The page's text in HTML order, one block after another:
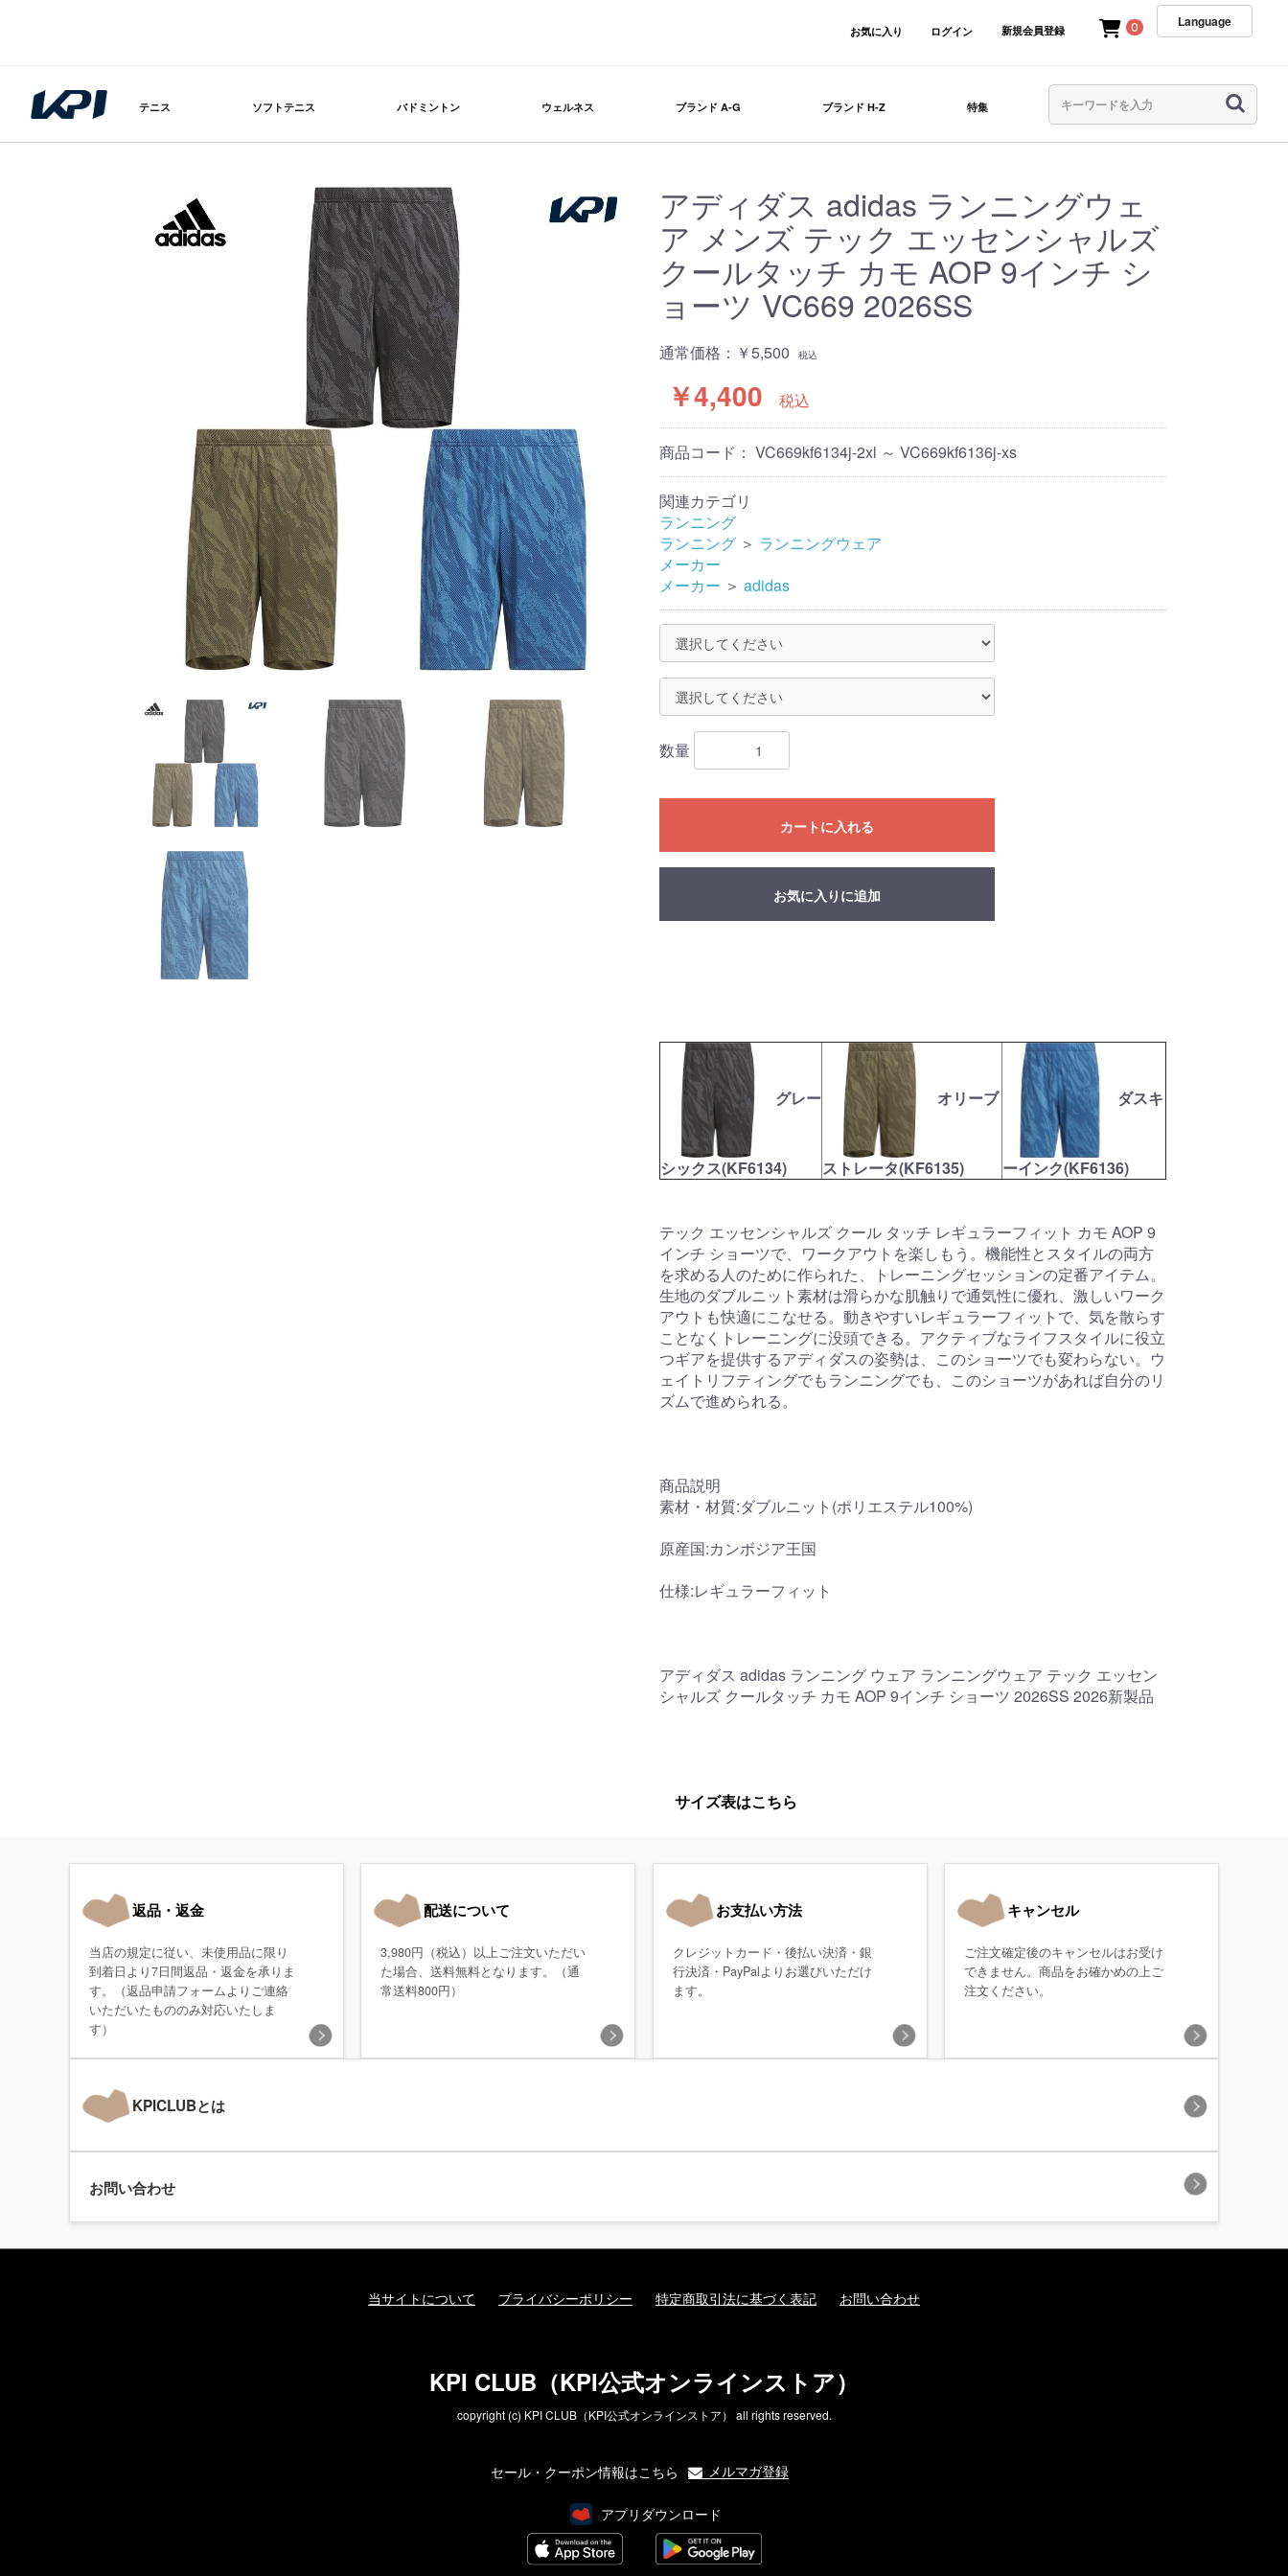
お気に入り ログイン 新規会員登録 0 Language
テニス ソフトテニス バドミントン ウェルネス ブランド A-G ブランド H-Z 特集
アディダス adidas ランニングウェ
ア メンズ テック エッセンシャルズ
クールタッチ カモ AOP 9インチ シ
ョーツ VC669 2026SS
通常価格： ￥5,500 税込
￥4,400 税込
商品コード： VC669kf6134j-2xl ～ VC669kf6136j-xs
関連カテゴリ
ランニング
ランニング ＞ ランニングウェア
メーカー
メーカー ＞ adidas
数量
カートに入れる
お気に入りに追加
グレー
シックス(KF6134)
オリーブ
ストレータ(KF6135)
ダスキ
ーインク(KF6136)
テック エッセンシャルズ クール タッチ レギュラーフィット カモ AOP 9
インチ ショーツで、ワークアウトを楽しもう。機能性とスタイルの両方
を求める人のために作られた、トレーニングセッションの定番アイテム。
生地のダブルニット素材は滑らかな肌触りで通気性に優れ、激しいワーク
アウトも快適にこなせる。動きやすいレギュラーフィットで、気を散らす
ことなくトレーニングに没頭できる。アクティブなライフスタイルに役立
つギアを提供するアディダスの姿勢は、このショーツでも変わらない。ウ
ェイトリフティングでもランニングでも、このショーツがあれば自分のリ
ズムで進められる。
商品説明
素材・材質:ダブルニット(ポリエステル100%)
原産国:カンボジア王国
仕様:レギュラーフィット
アディダス adidas ランニング ウェア ランニングウェア テック エッセン
シャルズ クールタッチ カモ AOP 9インチ ショーツ 2026SS 2026新製品
サイズ表はこちら
返品・返金
当店の規定に従い、未使用品に限り
到着日より7日間返品・返金を承りま
す。（返品申請フォームよりご連絡
いただいたもののみ対応いたしま
す）
配送について
3,980円（税込）以上ご注文いただい
た場合、送料無料となります。（通
常送料800円）
お支払い方法
クレジットカード・後払い決済・銀
行決済・PayPalよりお選びいただけ
ます。
キャンセル
ご注文確定後のキャンセルはお受け
できません。商品をお確かめの上ご
注文ください。
KPICLUBとは
お問い合わせ
当サイトについて プライバシーポリシー 特定商取引法に基づく表記 お問い合わせ
KPI CLUB（KPI公式オンラインストア）
copyright (c) KPI CLUB（KPI公式オンラインストア） all rights reserved.
セール・クーポン情報はこちら メルマガ登録
アプリダウンロード